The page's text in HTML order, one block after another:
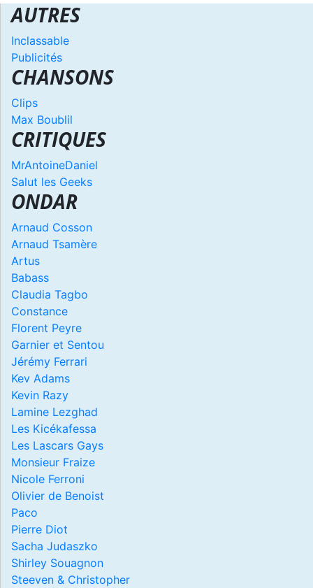
AUTRES
Inclassable
Publicités
CHANSONS
Clips
Max Boublil
CRITIQUES
MrAntoineDaniel
Salut les Geeks
ONDAR
Arnaud Cosson
Arnaud Tsamère
Artus
Babass
Claudia Tagbo
Constance
Florent Peyre
Garnier et Sentou
Jérémy Ferrari
Kev Adams
Kevin Razy
Lamine Lezghad
Les Kicékafessa
Les Lascars Gays
Monsieur Fraize
Nicole Ferroni
Olivier de Benoist
Paco
Pierre Diot
Sacha Judaszko
Shirley Souagnon
Steeven & Christopher